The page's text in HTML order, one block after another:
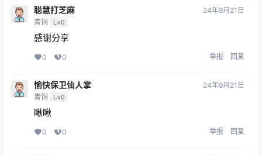
聪慧打芝麻
青铜 Lv0
24年9月21日
感谢分享
0 0 举报 回复
愉快保卫仙人掌
青铜 Lv0
24年9月21日
瞅瞅
0 0 举报 回复